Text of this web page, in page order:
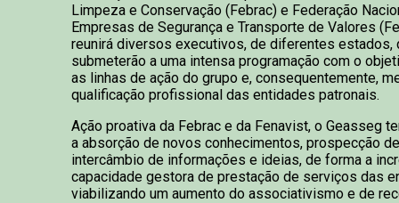
Limpeza e Conservação (Febrac) e Federação
Empresas de Segurança e Transporte de Valores
reunirá diversos executivos, de diferentes estados,
submeterão a uma intensa programação com o
as linhas de ação do grupo e, consequentemente,
qualificação profissional das entidades patronais.
Ação proativa da Febrac e da Fenavist, o Geasseg
a absorção de novos conhecimentos, prospecção
intercâmbio de informações e ideias, de forma a
capacidade gestora de prestação de serviços das
viabilizando um aumento do associativismo e de